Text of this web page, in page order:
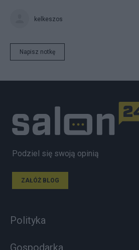
kelkeszos
Napisz notkę
Podziel się swoją opinią
ZAŁÓŻ BLOG
Polityka
Gospodarka